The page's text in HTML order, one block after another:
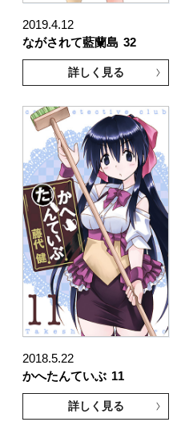
2019.4.12
ながされて藍蘭島 32
詳しく見る
2018.5.22
かへたんていぶ 11
詳しく見る